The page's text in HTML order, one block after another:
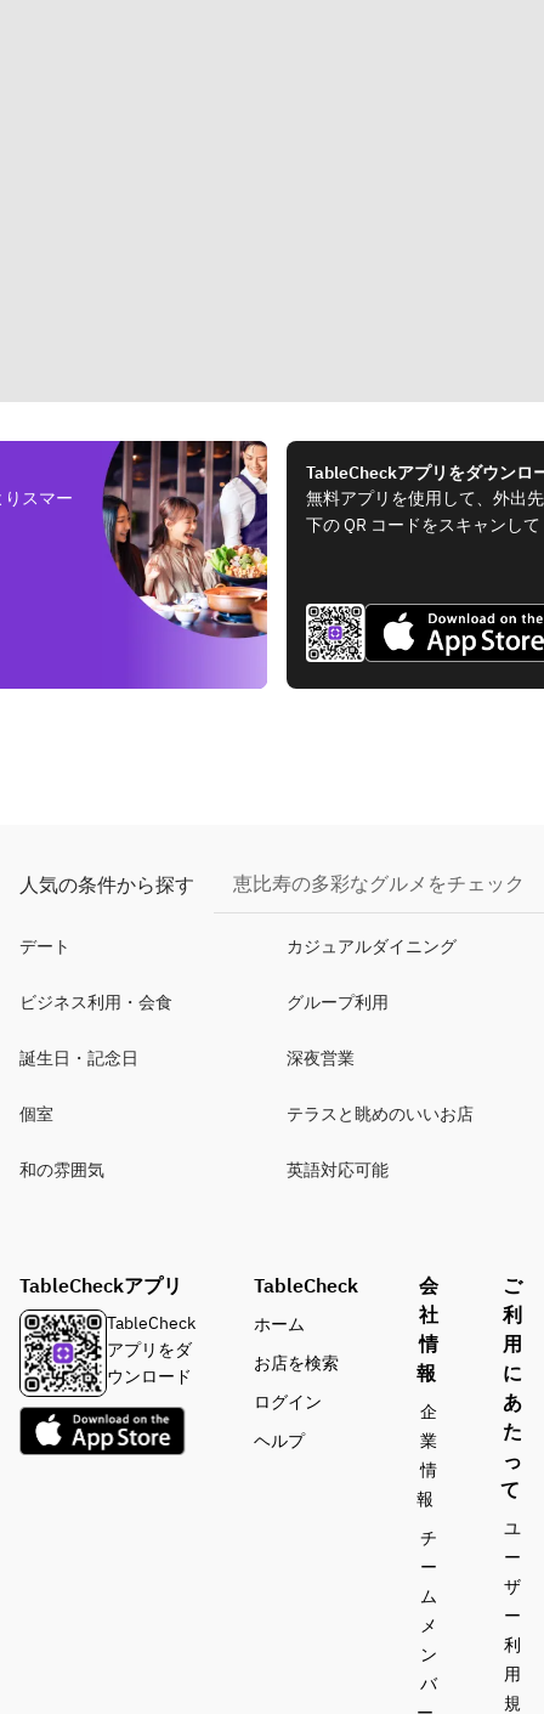
スマー
TableCheckアプリをダウンロ
無料アプリを使用して、外出
下の QR コードをスキャンし
人気の条件から探す 恵比寿の多彩なグルメをチェック
デート カジュアルダイニング
ビジネス利用・会食 グループ利用
誕生日・記念日 深夜営業
個室 テラスと眺めのいいお店
和の雰囲気 英語対応可能
TableCheckアプリ
TableCheck
アプリをダ
ウンロード
TableCheck
ホーム
お店を検索
ログイン
ヘルプ
会
社
情
報
企
業
情
報
チ
ー
ム
メ
ン
バ
ご
利
用
に
あ
た
っ
て
ユ
ー
ザ
ー
利
用
規